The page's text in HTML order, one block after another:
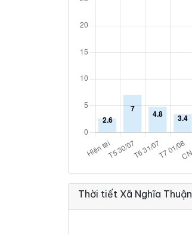
Thời tiết Xã Nghĩa Thuận